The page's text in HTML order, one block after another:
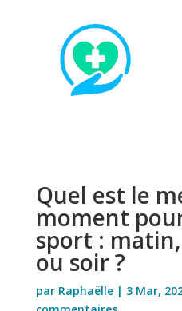
Quel est le
moment
sport :
ou soir ?
par Raphaëlle| 3 Mar,